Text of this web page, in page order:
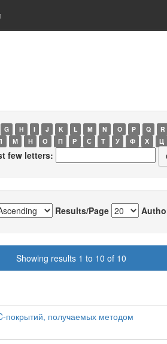
G H I J K L M N O P Q R
М Н О П Р С Т У Ф Х Ц
few letters:
Results/Page
Showing results 1 to 10 of 10
покрытий, получаемых методом